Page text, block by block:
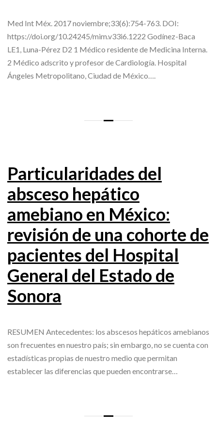
Med Int Méx. 2017 noviembre;33(6):754-763. DOI:
https://doi.org/10.24245/mim.v33i6.1222 Godínez-Baca
LE1, Luna-Pérez D2 1 Médico residente de Medicina Interna.
2 Médico adscrito y profesor de Cardiología. Hospital
Ángeles Metropolitano, Ciudad de México….
Particularidades del
absceso hepático
amebiano en México:
revisión de una cohorte de
pacientes del Hospital
General del Estado de
Sonora
RESUMEN Antecedentes: los abscesos hepáticos amebianos
son frecuentes en nuestro país; sin embargo, no se cuenta con
estadísticas propias de nuestro medio que permitan
establecer las diferencias que pueden encontrarse…